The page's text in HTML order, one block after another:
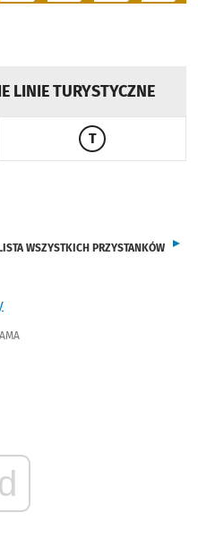
LINIE TURYSTYCZNE
LINIITPRZEJDŹ DO
LISTA WSZYSTKICH PRZYSTANKÓW